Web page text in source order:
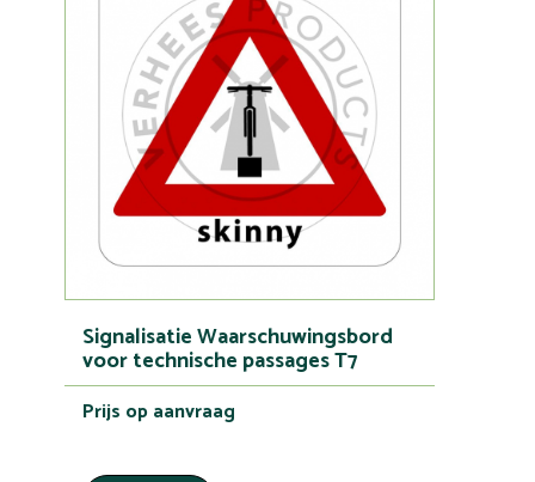
Signalisatie Waarschuwingsbord
voor technische passages T7
Prijs op aanvraag